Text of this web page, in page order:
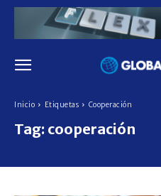
Inicio Etiquetas Cooperación
Tag: cooperación